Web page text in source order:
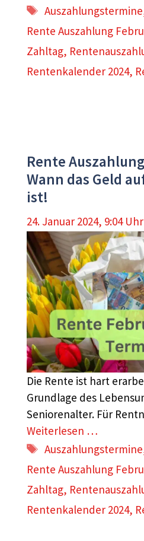
Schlagwörter
Auszahlungstermine
Rente Auszahlung
Zahltag,
Rentenkalender 2024,
Rente
Wann das Geld
ist!
24. Januar 2024, 9:04 Uhr
Die Rente ist hart
Grundlage des
Seniorenalter. Für
Weiterlesen …
Schlagwörter
Auszahlungstermine
Rente Auszahlung
Zahltag,
Rentenkalender 2024,